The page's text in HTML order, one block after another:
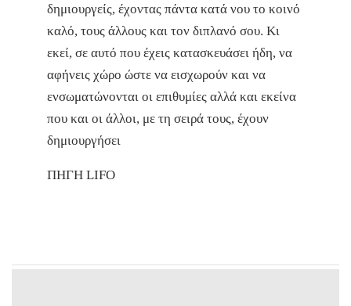
δημιουργείς, έχοντας πάντα κατά νου το κοινό
καλό, τους άλλους και τον διπλανό σου. Κι
εκεί, σε αυτό που έχεις κατασκευάσει ήδη, να
αφήνεις χώρο ώστε να εισχωρούν και να
ενσωματώνονται οι επιθυμίες αλλά και εκείνα
που και οι άλλοι, με τη σειρά τους, έχουν
δημιουργήσει
ΠΗΓΗ LIFO